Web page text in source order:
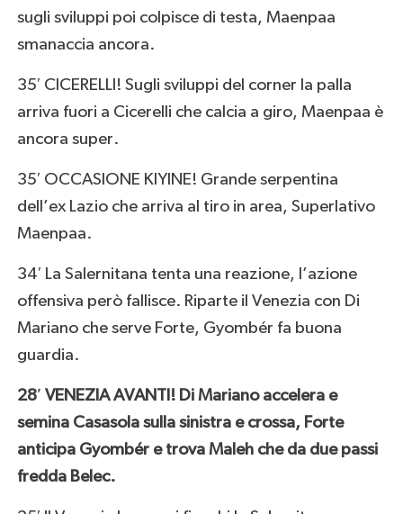
sugli sviluppi poi colpisce di testa, Maenpaa
smanaccia ancora.
35′ CICERELLI! Sugli sviluppi del corner la palla
arriva fuori a Cicerelli che calcia a giro, Maenpaa è
ancora super.
35′ OCCASIONE KIYINE! Grande serpentina
dell’ex Lazio che arriva al tiro in area, Superlativo
Maenpaa.
34′ La Salernitana tenta una reazione, l’azione
offensiva però fallisce. Riparte il Venezia con Di
Mariano che serve Forte, Gyombér fa buona
guardia.
28′ VENEZIA AVANTI! Di Mariano accelera e
semina Casasola sulla sinistra e crossa, Forte
anticipa Gyombér e trova Maleh che da due passi
fredda Belec.